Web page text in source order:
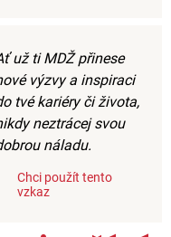
už ti MDŽ přinese
výzvy a inspiraci
tvé kariéry či života,
neztrácej svou
náladu.
Chci použít tento
vzkaz